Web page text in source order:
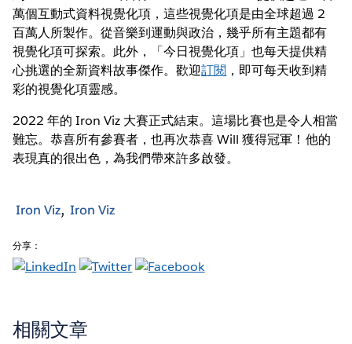
萬個互動式資料視覺化項，這些視覺化項是由全球超過 2
百萬人所製作。從音樂到運動與政治，幾乎所有主題都有
視覺化項可探索。此外，「今日視覺化項」也每天提供精
心挑選的全新資料故事傑作。歡迎訂閱 ，即可每天收到精
彩的視覺化項靈感。
2022 年的 Iron Viz 大賽正式結束。這場比賽也是令人相當
難忘。恭喜所有參賽者，也再次恭喜 Will 獲得冠軍！他的
表現真的很出色，為我們帶來許多啟發。
Iron Viz Iron Viz
分享：
相關文章